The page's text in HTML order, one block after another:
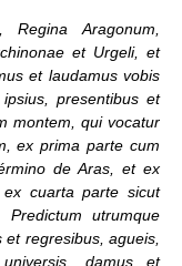
Aragonum,
et Urgeli, et
et laudamus vobis
presentibus et
montem, qui vocatur
ex prima parte cum
de Aras, et ex
cuarta parte sicut
utrumque
regresibus, agueis,
damus et